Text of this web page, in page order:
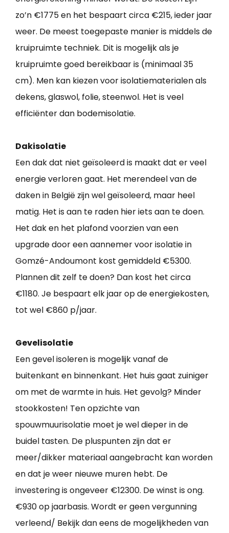
zo’n €1775 en het bespaart circa €215, ieder jaar
weer. De meest toegepaste manier is middels de
kruipruimte techniek. Dit is mogelijk als je
kruipruimte goed bereikbaar is (minimaal 35
cm). Men kan kiezen voor isolatiematerialen als
dekens, glaswol, folie, steenwol. Het is veel
efficiënter dan bodemisolatie.
Dakisolatie
Een dak dat niet geïsoleerd is maakt dat er veel
energie verloren gaat. Het merendeel van de
daken in België zijn wel geïsoleerd, maar heel
matig. Het is aan te raden hier iets aan te doen.
Het dak en het plafond voorzien van een
upgrade door een aannemer voor isolatie in
Gomzé-Andoumont kost gemiddeld €5300.
Plannen dit zelf te doen? Dan kost het circa
€1180. Je bespaart elk jaar op de energiekosten,
tot wel €860 p/jaar.
Gevelisolatie
Een gevel isoleren is mogelijk vanaf de
buitenkant en binnenkant. Het huis gaat zuiniger
om met de warmte in huis. Het gevolg? Minder
stookkosten! Ten opzichte van
spouwmuurisolatie moet je wel dieper in de
buidel tasten. De pluspunten zijn dat er
meer/dikker materiaal aangebracht kan worden
en dat je weer nieuwe muren hebt. De
investering is ongeveer €12300. De winst is ong.
€930 op jaarbasis. Wordt er geen vergunning
verleend/ Bekijk dan eens de mogelijkheden van